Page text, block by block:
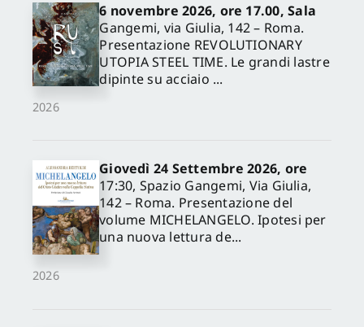
2026
6 novembre 2026, ore 17.00, Sala
Gangemi, via Giulia, 142 – Roma.
Presentazione REVOLUTIONARY
UTOPIA STEEL TIME. Le grandi lastre
dipinte su acciaio ...
2026
Giovedì 24 Settembre 2026, ore
17:30, Spazio Gangemi, Via Giulia,
142 – Roma. Presentazione del
volume MICHELANGELO. Ipotesi per
una nuova lettura de...